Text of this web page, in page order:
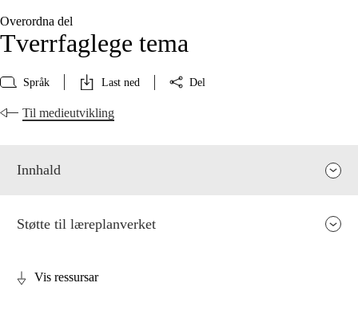
Overordna del
Tverrfaglege tema
Språk Last ned Del
Til medieutvikling
Innhald
Støtte til læreplanverket
Vis ressursar